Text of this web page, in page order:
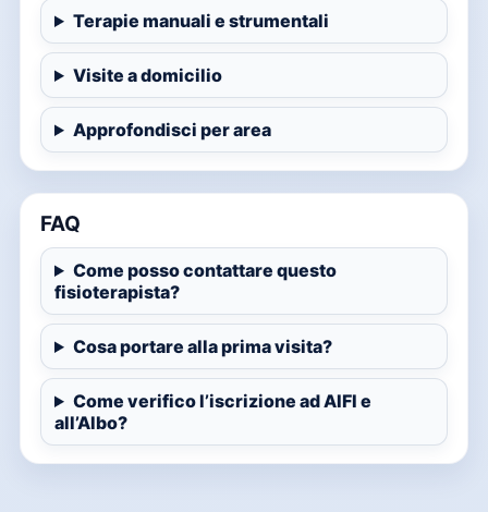
Terapie manuali e strumentali
Visite a domicilio
Approfondisci per area
FAQ
Come posso contattare questo
fisioterapista?
Cosa portare alla prima visita?
Come verifico l’iscrizione ad AIFI e
all’Albo?